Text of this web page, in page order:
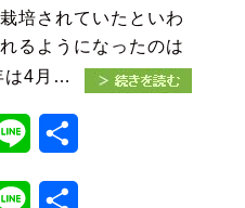
培されていたといわ
るようになったのは
は4月…
Line
Line